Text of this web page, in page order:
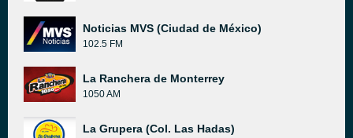
Noticias MVS (Ciudad de México)
102.5 FM
La Ranchera de Monterrey
1050 AM
La Grupera (Col. Las Hadas)